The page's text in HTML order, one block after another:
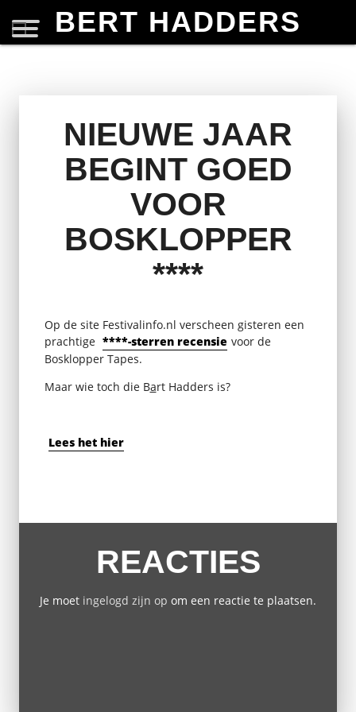
BERT HADDERS
NIEUWE JAAR
BEGINT GOED
VOOR
BOSKLOPPER
****
Op de site Festivalinfo.nl verscheen gisteren een
prachtige ****-sterren recensie voor de
Bosklopper Tapes.
Maar wie toch die Bart Hadders is?
Lees het hier
REACTIES
Je moet ingelogd zijn op om een reactie te plaatsen.